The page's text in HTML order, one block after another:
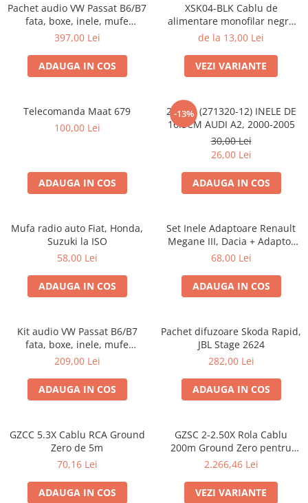
Pachet audio VW Passat B6/B7
fata, boxe, inele, mufe
adaptoare JBL STAGE2 604C
397,00 Lei
ADAUGA IN COS
XSK04-BLK Cablu de
alimentare monofilar negru
Ampire de 4mm2 (11AWG),
de la 13,00 Lei
VEZI VARIANTE
Telecomanda Maat 679
100,00 Lei
ADAUGA IN COS
-13%
20.450 (271320-12) INELE DE
16.5CM AUDI A2, 2000-2005
30,00 Lei
26,00 Lei
ADAUGA IN COS
Mufa radio auto Fiat, Honda,
Suzuki la ISO
58,00 Lei
ADAUGA IN COS
Set Inele Adaptoare Renault
Megane III, Dacia + Adaptor
conector difuzor
68,00 Lei
ADAUGA IN COS
Kit audio VW Passat B6/B7
fata, boxe, inele, mufe
adaptoare Excalibur X172
209,00 Lei
ADAUGA IN COS
Pachet difuzoare Skoda Rapid,
JBL Stage 2624
282,00 Lei
ADAUGA IN COS
GZCC 5.3X Cablu RCA Ground
Zero de 5m
70,16 Lei
ADAUGA IN COS
GZSC 2-2.50X Rola Cablu
200m Ground Zero pentru
difuzoare, 2x2,5 mm²
2.266,46 Lei
VEZI VARIANTE